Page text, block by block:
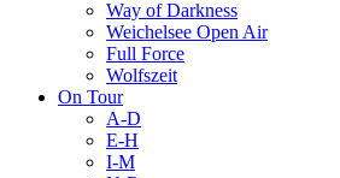
Way of Darkness
Weichelsee Open Air
Full Force
Wolfszeit
On Tour
A-D
E-H
I-M